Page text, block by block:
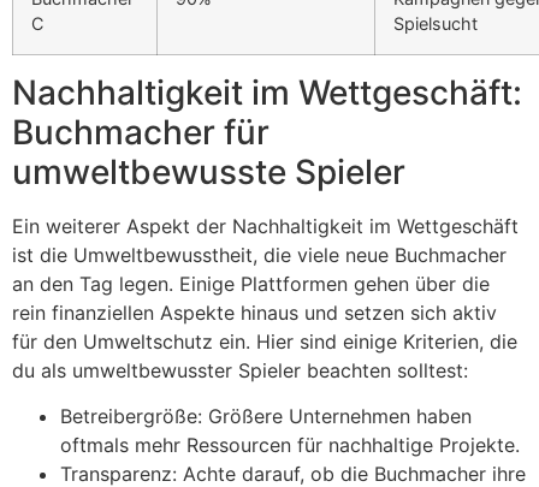
C
Spielsucht
Nachhaltigkeit im Wettgeschäft:
Buchmacher für
umweltbewusste Spieler
Ein weiterer Aspekt der Nachhaltigkeit im Wettgeschäft
ist die Umweltbewusstheit, die viele neue Buchmacher
an den Tag legen. Einige Plattformen gehen über die
rein finanziellen Aspekte hinaus und setzen sich aktiv
für den Umweltschutz ein. Hier sind einige Kriterien, die
du als umweltbewusster Spieler beachten solltest:
Betreibergröße: Größere Unternehmen haben
oftmals mehr Ressourcen für nachhaltige Projekte.
Transparenz: Achte darauf, ob die Buchmacher ihre